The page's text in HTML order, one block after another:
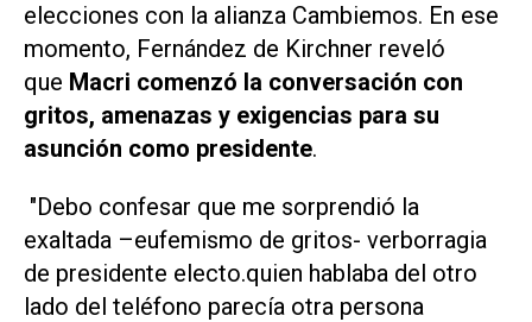
elecciones con la alianza Cambiemos. En ese
momento, Fernández de Kirchner reveló
que Macri comenzó la conversación con
gritos, amenazas y exigencias para su
asunción como presidente.
"Debo confesar que me sorprendió la
exaltada –eufemismo de gritos- verborragia
de presidente electo.quien hablaba del otro
lado del teléfono parecía otra persona